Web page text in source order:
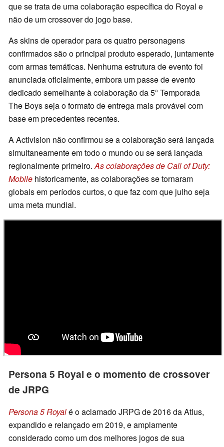
que se trata de uma colaboração específica do Royal e
não de um crossover do jogo base.
As skins de operador para os quatro personagens
confirmados são o principal produto esperado, juntamente
com armas temáticas. Nenhuma estrutura de evento foi
anunciada oficialmente, embora um passe de evento
dedicado semelhante à colaboração da 5ª Temporada
The Boys seja o formato de entrega mais provável com
base em precedentes recentes.
A Activision não confirmou se a colaboração será lançada
simultaneamente em todo o mundo ou se será lançada
regionalmente primeiro.As colaborações de Call of Duty:
Mobile historicamente, as colaborações se tornaram
globais em períodos curtos, o que faz com que julho seja
uma meta mundial.
Persona 5 Royal e o momento de crossover
de JRPG
Persona 5 Royalé o aclamado JRPG de 2016 da Atlus,
expandido e relançado em 2019, e amplamente
considerado como um dos melhores jogos de sua